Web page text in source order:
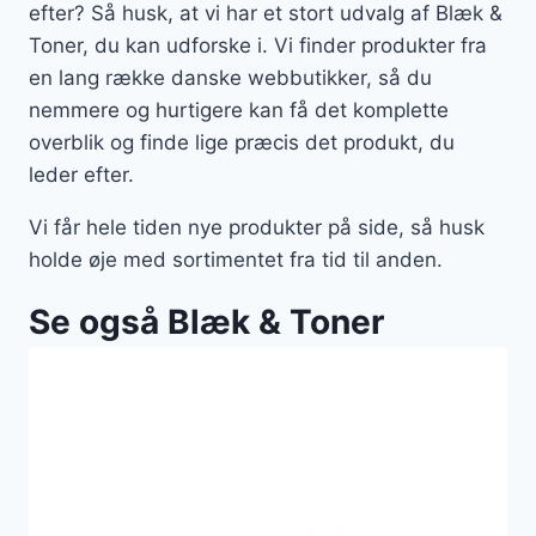
efter? Så husk, at vi har et stort udvalg af Blæk &
Toner, du kan udforske i. Vi finder produkter fra
en lang række danske webbutikker, så du
nemmere og hurtigere kan få det komplette
overblik og finde lige præcis det produkt, du
leder efter.
Vi får hele tiden nye produkter på side, så husk
holde øje med sortimentet fra tid til anden.
Se også Blæk & Toner